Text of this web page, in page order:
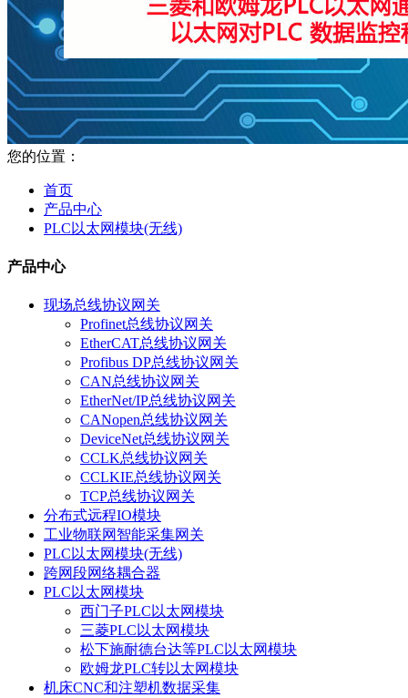
您的位置：
首页
产品中心
PLC以太网模块(无线)
产品中心
现场总线协议网关
Profinet总线协议网关
EtherCAT总线协议网关
Profibus DP总线协议网关
CAN总线协议网关
EtherNet/IP总线协议网关
CANopen总线协议网关
DeviceNet总线协议网关
CCLK总线协议网关
CCLKIE总线协议网关
TCP总线协议网关
分布式远程IO模块
工业物联网智能采集网关
PLC以太网模块(无线)
跨网段网络耦合器
PLC以太网模块
西门子PLC以太网模块
三菱PLC以太网模块
松下施耐德台达等PLC以太网模块
欧姆龙PLC转以太网模块
机床CNC和注塑机数据采集